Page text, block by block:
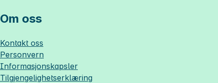
Om oss
Kontakt oss
Personvern
Informasjonskapsler
Tilgjengelighetserklæring